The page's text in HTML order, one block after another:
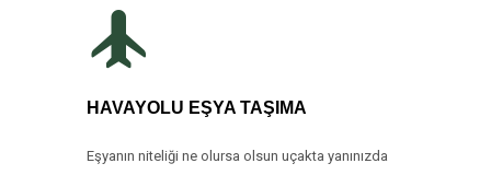
HAVAYOLU EŞYA TAŞIMA
Eşyanın niteliği ne olursa olsun uçakta yanınızda